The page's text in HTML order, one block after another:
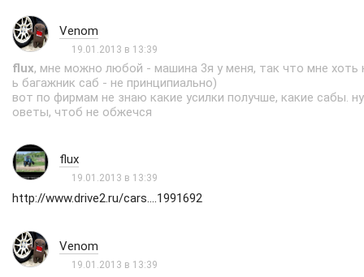
Venom
19.01.2013 в 13:39
flux, мне можно любой - машина 3я у меня, так что мне хоть
ь багажник саб - не принципиально)
вот по фирмам не знаю какие усилки получше, какие сабы.
оветы, чтоб не обжечся
flux
19.01.2013 в 13:39
http://www.drive2.ru/cars....1991692
Venom
19.01.2013 в 13:39